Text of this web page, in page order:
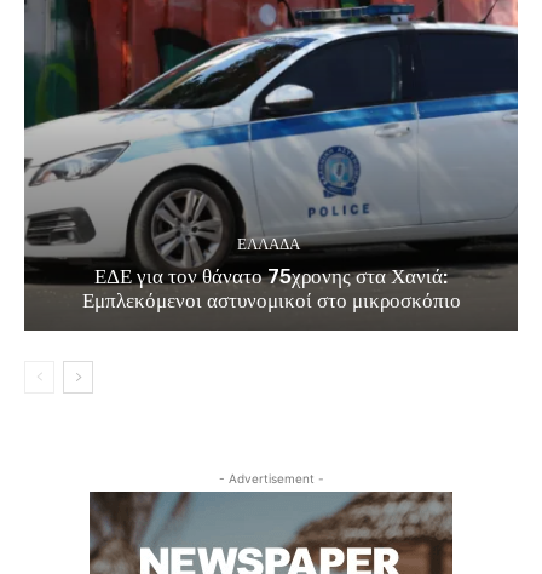
ΕΛΛΑΔΑ
ΕΔΕ για τον θάνατο 75χρονης στα Χανιά:
Εμπλεκόμενοι αστυνομικοί στο μικροσκόπιο
- Advertisement -